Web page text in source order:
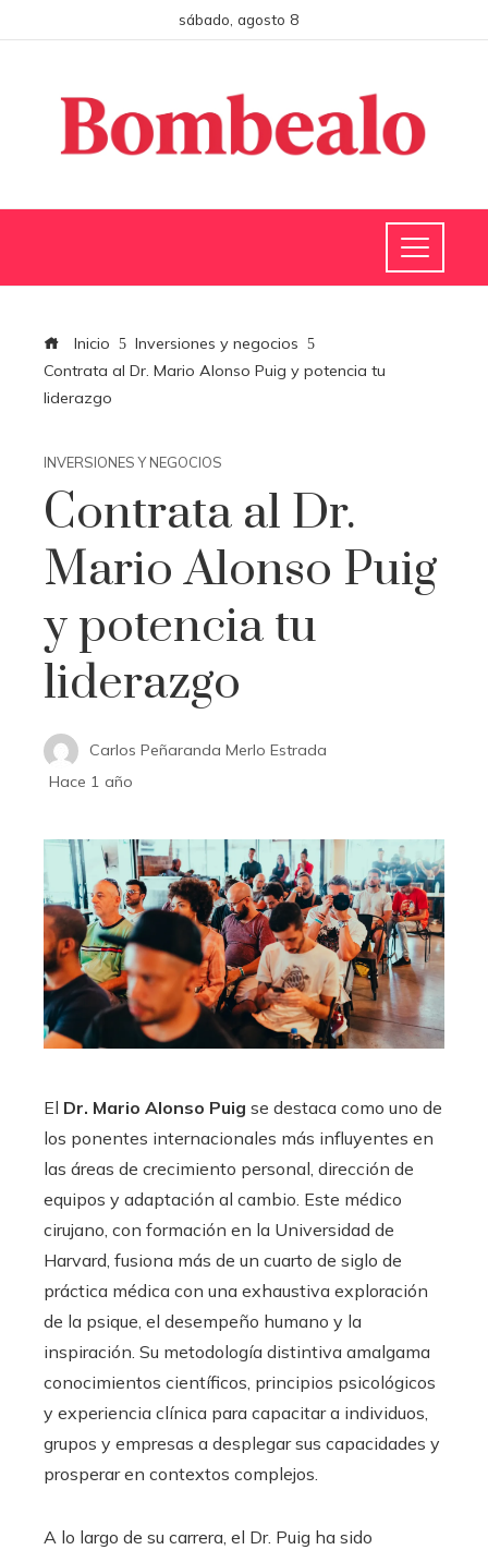
sábado, agosto 8
Inicio
Inversiones y negocios
Contrata al Dr. Mario Alonso Puig y potencia tu
liderazgo
INVERSIONES Y NEGOCIOS
Contrata al Dr.
Mario Alonso Puig
y potencia tu
liderazgo
Carlos Peñaranda Merlo Estrada
Hace 1 año
El Dr. Mario Alonso Puig se destaca como uno de
los ponentes internacionales más influyentes en
las áreas de crecimiento personal, dirección de
equipos y adaptación al cambio. Este médico
cirujano, con formación en la Universidad de
Harvard, fusiona más de un cuarto de siglo de
práctica médica con una exhaustiva exploración
de la psique, el desempeño humano y la
inspiración. Su metodología distintiva amalgama
conocimientos científicos, principios psicológicos
y experiencia clínica para capacitar a individuos,
grupos y empresas a desplegar sus capacidades y
prosperar en contextos complejos.
A lo largo de su carrera, el Dr. Puig ha sido